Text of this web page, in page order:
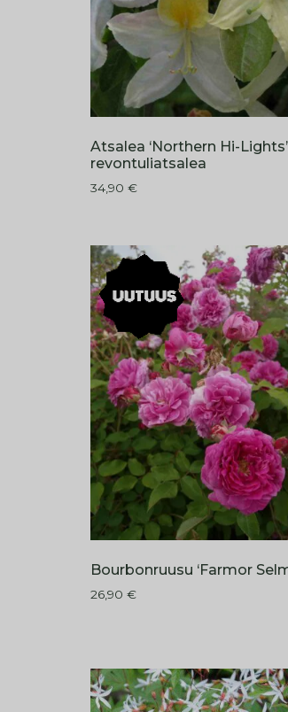
Atsalea ‘Northern Hi-
revontuliatsalea
34,90 €
Bourbonruusu ‘Farmor
26,90 €